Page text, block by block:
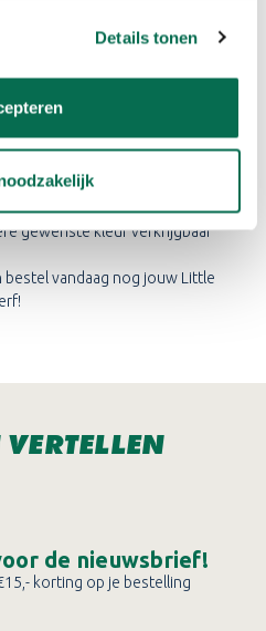
Details tonen
VERF ONLINE
Klarna!
vanonze servicepunten
gewenste kleur verkrijgbaar
bestel vandaag nog jouw Little
de nieuwsbrief!
korting op je bestelling